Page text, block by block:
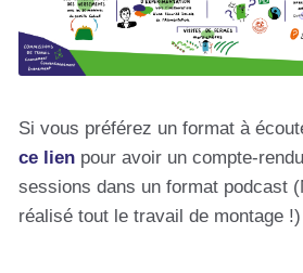
Si vous préférez un format à
ce lien pour avoir un compte-
sessions dans un format podcast
réalisé tout le travail de montage !)